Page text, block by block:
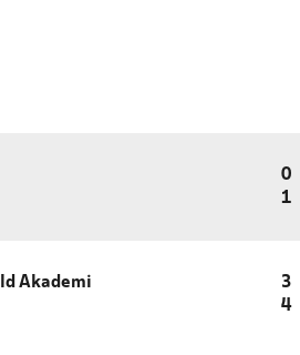
0
1
Akademi
3
4